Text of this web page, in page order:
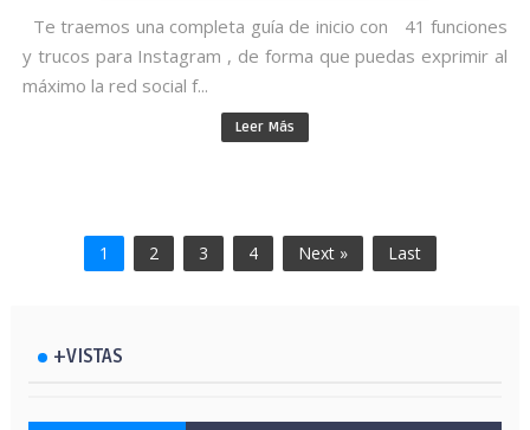
Te traemos una completa guía de inicio con 41 funciones
y trucos para Instagram , de forma que puedas exprimir al
máximo la red social f...
Leer Más
1 2 3 4 Next » Last
+VISTAS